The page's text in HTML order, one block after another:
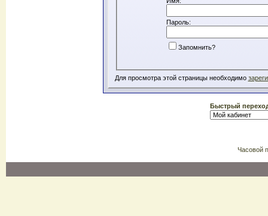
Пароль:
Запомнить?
Для просмотра этой страницы необходимо
Быстрый
Часовой